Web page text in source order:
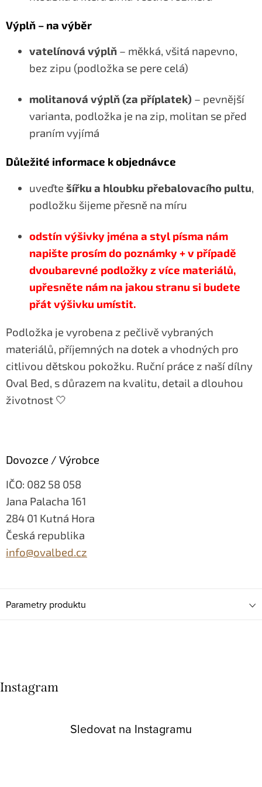
Výplň – na výběr
vatelínová výplň – měkká, všitá napevno,
bez zipu (podložka se pere celá)
molitanová výplň (za příplatek) – pevnější
varianta, podložka je na zip, molitan se před
praním vyjímá
Důležité informace k objednávce
uveďte šířku a hloubku přebalovacího pultu,
podložku šijeme přesně na míru
odstín výšivky jména a styl písma nám
napište prosím do poznámky + v případě
dvoubarevné podložky z více materiálů,
upřesněte nám na jakou stranu si budete
přát výšivku umístit.
Podložka je vyrobena z pečlivě vybraných
materiálů, příjemných na dotek a vhodných pro
citlivou dětskou pokožku. Ruční práce z naší dílny
Oval Bed, s důrazem na kvalitu, detail a dlouhou
životnost 🤍
Dovozce / Výrobce
IČO: 082 58 058
Jana Palacha 161
284 01 Kutná Hora
Česká republika
info@ovalbed.cz
Parametry produktu
Instagram
Sledovat na Instagramu